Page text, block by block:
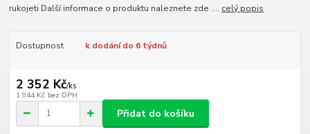
rukojeti Další informace o produktu naleznete zde .... celý popis
Dostupnost k dodání do 6 týdnů
2 352 Kč/ks
1 944 Kč bez DPH
Přidat do košíku